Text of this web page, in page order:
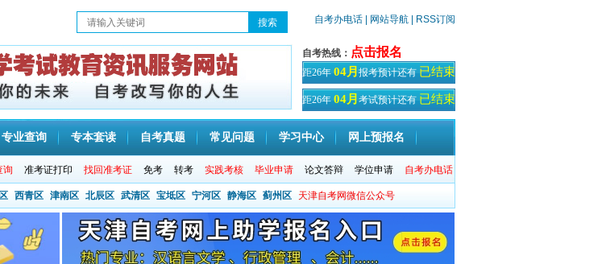
自考办电话 | 网站导航 | RSS订阅
自考热线： 点击报名
距26年 04月 报考预计还有 已结束
天！
距26年 04月 考试预计还有 已结束
天
专业查询 专本套读 自考真题 常见问题 学习中心 网上预报名
询 准考证打印 找回准考证 免考 转考 实践考核 毕业申请 论文答辩 学位申请 自考办电话
西青区 津南区 北辰区 武清区 宝坻区 宁河区 静海区 蓟州区 天津自考网微信公众号